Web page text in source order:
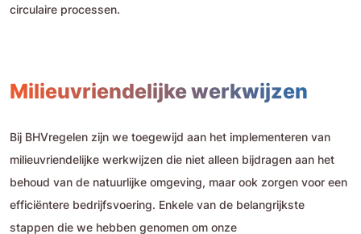
circulaire processen.
Milieuvriendelijke werkwijzen
Bij BHVregelen zijn we toegewijd aan het implementeren van
milieuvriendelijke werkwijzen die niet alleen bijdragen aan het
behoud van de natuurlijke omgeving, maar ook zorgen voor een
efficiëntere bedrijfsvoering. Enkele van de belangrijkste
stappen die we hebben genomen om onze